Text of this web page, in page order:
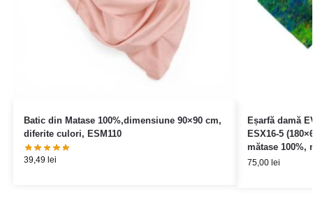
Batic din Matase 100%,dimensiune 90×90 cm,
diferite culori, ESM110
39,49 lei
Eșarfă damă
ESX16-5
mătase 100%,
75,00 lei